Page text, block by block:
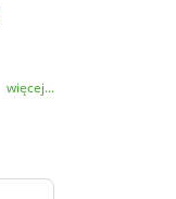
więcej...